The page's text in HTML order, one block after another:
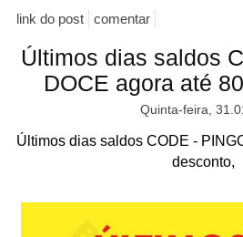
link do post comentar
Últimos dias saldos
DOCE agora até
Quinta-feira,
Últimos dias saldos CODE -
desconto,